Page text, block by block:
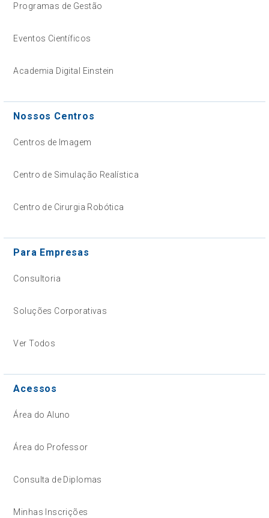
Programas de Gestão
Eventos Científicos
Academia Digital Einstein
Nossos Centros
Centros de Imagem
Centro de Simulação Realística
Centro de Cirurgia Robótica
Para Empresas
Consultoria
Soluções Corporativas
Ver Todos
Acessos
Área do Aluno
Área do Professor
Consulta de Diplomas
Minhas Inscrições